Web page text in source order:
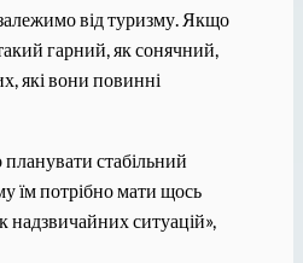
від туризму. Якщо
гарний, як сонячний,
які вони повинні
стабільний
їм потрібно мати щось
надзвичайних ситуацій»,